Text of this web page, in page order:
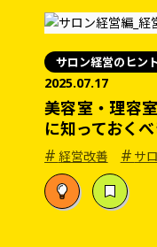
サロン経営のヒン
2025.07.17
美容室・理容
に知っておく
# 経営改善 # サ